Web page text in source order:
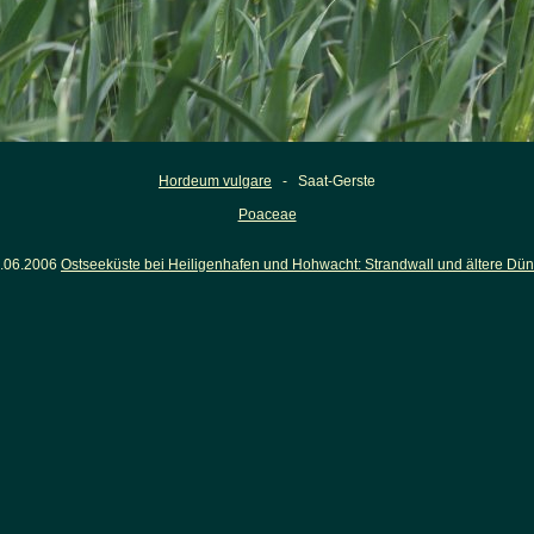
Hordeum vulgare - Saat-Gerste
Poaceae
Ostseeküste bei Heiligenhafen und Hohwacht: Strandwall und ältere